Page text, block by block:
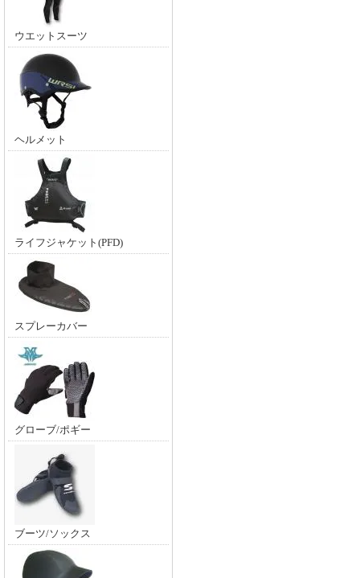
ウエットスーツ
ヘルメット
ライフジャケット(PFD)
スプレーカバー
グローブ/ポギー
ブーツ/ソックス